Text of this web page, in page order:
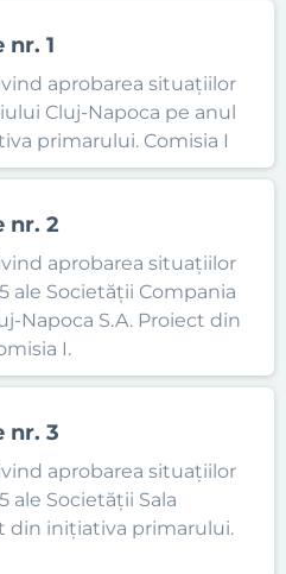
1
aprobarea situațiilor
Cluj-Napoca pe anul
primarului. Comisia I
nr. 2
aprobarea situațiilor
ale Societății Compania
Napoca S.A. Proiect din
I.
nr. 3
aprobarea situațiilor
ale Societății Sala
din inițiativa primarului.